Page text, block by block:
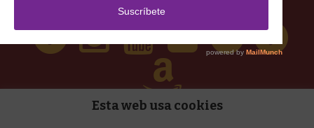
Esta web usa cookies